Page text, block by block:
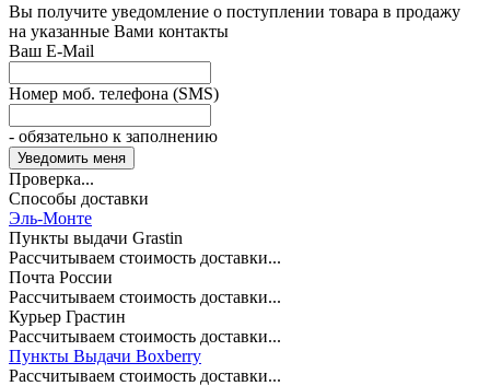
Вы получите уведомление о поступлении товара в продажу
на указанные Вами контакты
Ваш E-Mail
Номер моб. телефона (SMS)
- обязательно к заполнению
Проверка...
Способы доставки
Эль-Монте
Пункты выдачи Grastin
Рассчитываем стоимость доставки...
Почта России
Рассчитываем стоимость доставки...
Курьер Грастин
Рассчитываем стоимость доставки...
Пункты Выдачи Boxberry
Рассчитываем стоимость доставки...